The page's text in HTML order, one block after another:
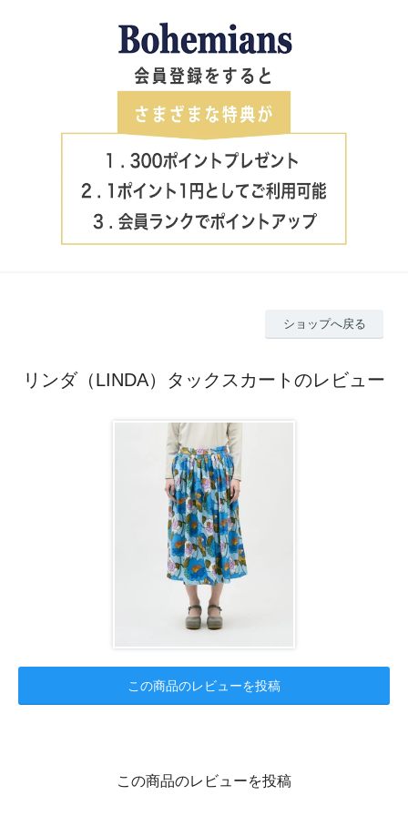
ショップへ戻る
リンダ（LINDA）タックスカートのレビュー
この商品のレビューを投稿
この商品のレビューを投稿